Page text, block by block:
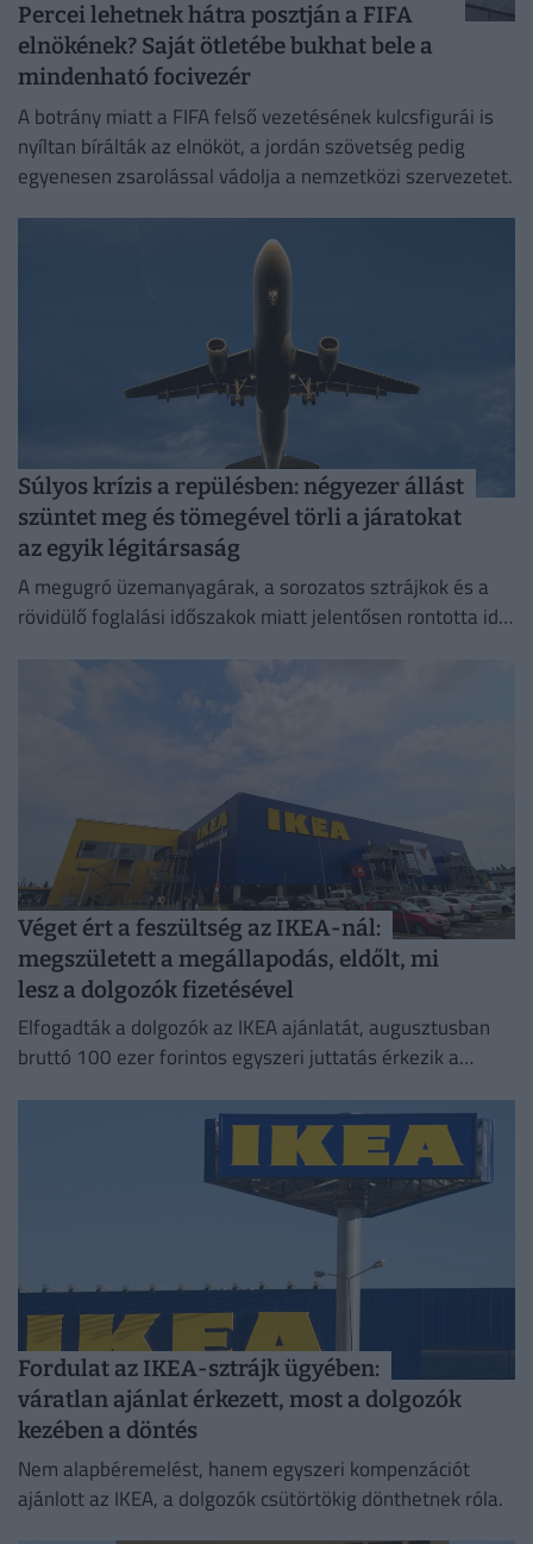
Percei lehetnek hátra posztján a FIFA
elnökének? Saját ötletébe bukhat bele a
mindenható focivezér
A botrány miatt a FIFA felső vezetésének kulcsfigurái is
nyíltan bírálták az elnököt, a jordán szövetség pedig
egyenesen zsarolással vádolja a nemzetközi szervezetet.
Súlyos krízis a repülésben: négyezer állást
szüntet meg és tömegével törli a járatokat
az egyik légitársaság
A megugró üzemanyagárak, a sorozatos sztrájkok és a
rövidülő foglalási időszakok miatt jelentősen rontotta idei
Véget ért a feszültség az IKEA-nál:
megszületett a megállapodás, eldőlt, mi
lesz a dolgozók fizetésével
Elfogadták a dolgozók az IKEA ajánlatát, augusztusban
bruttó 100 ezer forintos egyszeri juttatás érkezik a
Fordulat az IKEA-sztrájk ügyében:
váratlan ajánlat érkezett, most a dolgozók
kezében a döntés
Nem alapbéremelést, hanem egyszeri kompenzációt
ajánlott az IKEA, a dolgozók csütörtökig dönthetnek róla.